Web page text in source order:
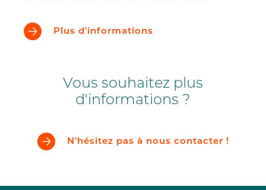
Plus d'informations
Vous souhaitez plus
d'informations ?
N'hésitez pas à nous contacter !